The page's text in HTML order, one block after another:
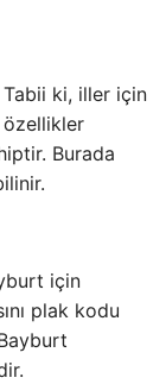
ki, iller için
özellikler
Burada
için
plak kodu